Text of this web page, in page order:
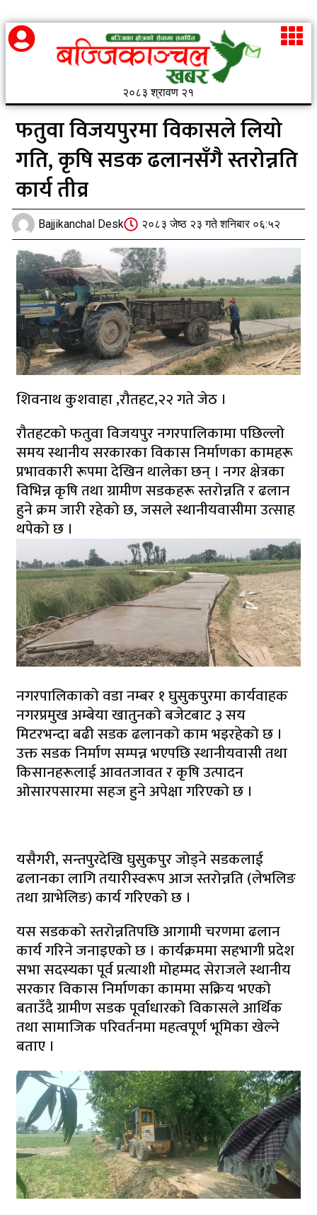
२०८३ श्रावण २१
फतुवा विजयपुरमा विकासले लियो
गति, कृषि सडक ढलानसँगै स्तरोन्नति
कार्य तीव्र
Bajjikanchal Desk २०८३ जेष्ठ २३ गते शनिबार ०६:५२
शिवनाथ कुशवाहा ,रौतहट,२२ गते जेठ ।
रौतहटको फतुवा विजयपुर नगरपालिकामा पछिल्लो
समय स्थानीय सरकारका विकास निर्माणका कामहरू
प्रभावकारी रूपमा देखिन थालेका छन् । नगर क्षेत्रका
विभिन्न कृषि तथा ग्रामीण सडकहरू स्तरोन्नति र ढलान
हुने क्रम जारी रहेको छ, जसले स्थानीयवासीमा उत्साह
थपेको छ ।
नगरपालिकाको वडा नम्बर १ घुसुकपुरमा कार्यवाहक
नगरप्रमुख अम्बेया खातुनको बजेटबाट ३ सय
मिटरभन्दा बढी सडक ढलानको काम भइरहेको छ ।
उक्त सडक निर्माण सम्पन्न भएपछि स्थानीयवासी तथा
किसानहरूलाई आवतजावत र कृषि उत्पादन
ओसारपसारमा सहज हुने अपेक्षा गरिएको छ ।
यसैगरी, सन्तपुरदेखि घुसुकपुर जोड्ने सडकलाई
ढलानका लागि तयारीस्वरूप आज स्तरोन्नति (लेभलिङ
तथा ग्राभेलिङ) कार्य गरिएको छ ।
यस सडकको स्तरोन्नतिपछि आगामी चरणमा ढलान
कार्य गरिने जनाइएको छ । कार्यक्रममा सहभागी प्रदेश
सभा सदस्यका पूर्व प्रत्याशी मोहम्मद सेराजले स्थानीय
सरकार विकास निर्माणका काममा सक्रिय भएको
बताउँदै ग्रामीण सडक पूर्वाधारको विकासले आर्थिक
तथा सामाजिक परिवर्तनमा महत्वपूर्ण भूमिका खेल्ने
बताए ।